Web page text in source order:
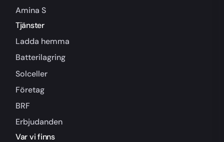
Amina S
Tjänster
Ladda hemma
Batterilagring
Solceller
Företag
BRF
Erbjudanden
Var vi finns